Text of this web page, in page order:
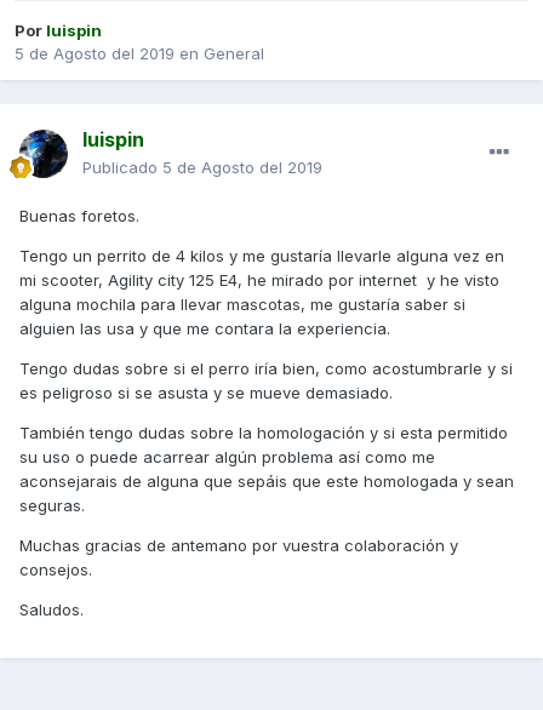
Por luispin
5 de Agosto del 2019 en General
luispin
Publicado 5 de Agosto del 2019
Buenas foretos.
Tengo un perrito de 4 kilos y me gustaría llevarle alguna vez en
mi scooter, Agility city 125 E4, he mirado por internet y he visto
alguna mochila para llevar mascotas, me gustaría saber si
alguien las usa y que me contara la experiencia.
Tengo dudas sobre si el perro iría bien, como acostumbrarle y si
es peligroso si se asusta y se mueve demasiado.
También tengo dudas sobre la homologación y si esta permitido
su uso o puede acarrear algún problema así como me
aconsejarais de alguna que sepáis que este homologada y sean
seguras.
Muchas gracias de antemano por vuestra colaboración y
consejos.
Saludos.